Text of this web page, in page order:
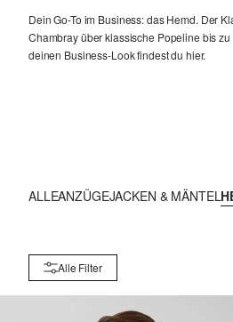
Dein Go-To im Business: das Hemd. Der
Chambray über klassische Popeline bis
deinen Business-Look findest du hier.
ALLEANZÜGEJACKEN & MÄNTEL
Alle Filter